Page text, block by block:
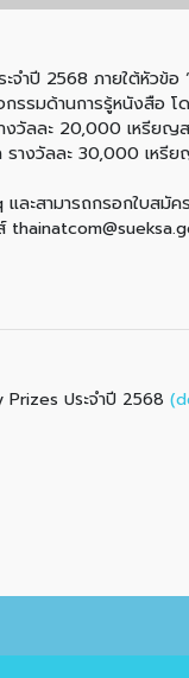
จำปี 2568 ภายใต้หัว
กรรมด้านการรู้หนังสือ
งวัลละ 20,000 เหรียญ
างวัลละ 30,000 เหรี
และสามารถกรอกใบ
Prizes ประจำปี 2568